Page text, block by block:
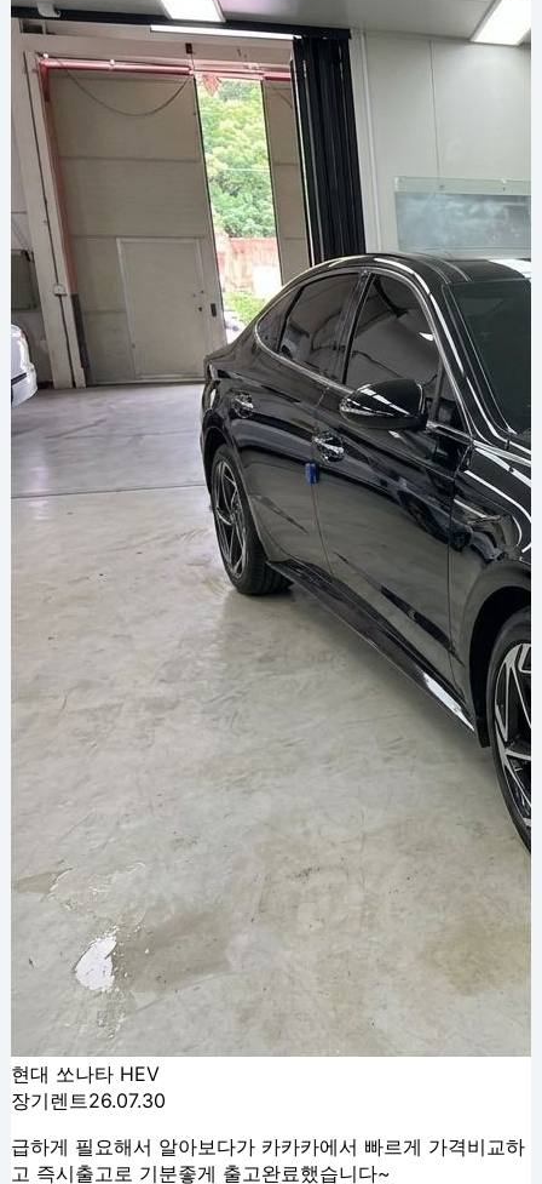
현대 쏘나타 HEV
장기렌트26.07.30
급하게 필요해서 알아보다가 카카카에서 빠르게 가격비교하
고 즉시출고로 기분좋게 출고완료했습니다~